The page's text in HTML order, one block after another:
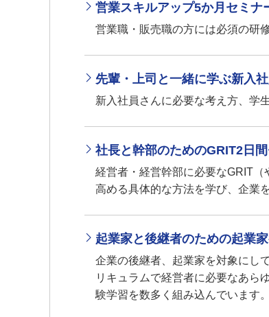
営業スキルアップ5か月セミナ
営業職・販売職の方には必須の研
先輩・上司と一緒に学ぶ新入
新入社員さんに必要な考え方、学
社長と幹部のためのGRIT2日
経営者・経営幹部に必要なGRIT
高める具体的な方法を学び、企業
起業家と後継者のための起業
企業の後継者、起業家を対象にし
リキュラムで経営者に必要なあら
験学習を数多く組み込んでいます。